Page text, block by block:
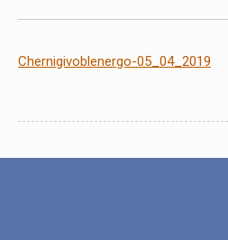
Chernigivoblenergo-05_04_2019